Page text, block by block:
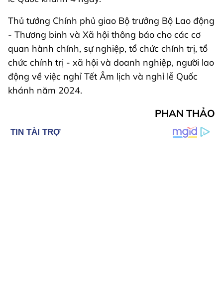
Thủ tướng Chính phủ giao Bộ trưởng Bộ Lao động
- Thương binh và Xã hội thông báo cho các cơ
quan hành chính, sự nghiệp, tổ chức chính trị, tổ
chức chính trị - xã hội và doanh nghiệp, người lao
động về việc nghỉ Tết Âm lịch và nghỉ lễ Quốc
khánh năm 2024.
PHAN THẢO